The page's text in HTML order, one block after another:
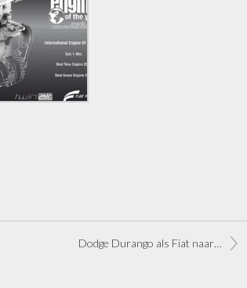
Dodge Durango als Fiat naar Europa?